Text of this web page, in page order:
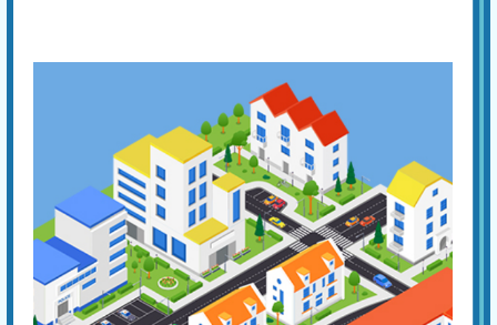
い。
手洗い管から水がでない
基本料
3,000円 W
EB
限
定
割
引
作業費
3,300 円
部品代
0円〜
合計 3,300 円〜
トイレタンクのレバーやボタンを押しても水が流れない場合は、内蔵フ
ィルターの目詰まり、ジャバラホースの異常、タンク内のボールタップ
の故障、ダイヤフラムの故障などが原因と考えられます。 先ずはタン
クのフタを開けて内部を点検し、どの部分が原因かを特定してくださ